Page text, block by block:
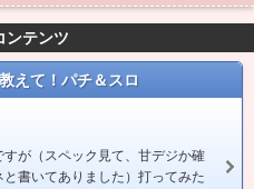
ンテンツ
教えて！パチ＆スロ
が（スペック見て、甘デジか確
書いてありました）打ってみた